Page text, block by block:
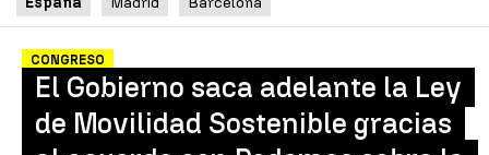
CONGRESO
El Gobierno saca adelante la Ley
de Movilidad Sostenible gracias